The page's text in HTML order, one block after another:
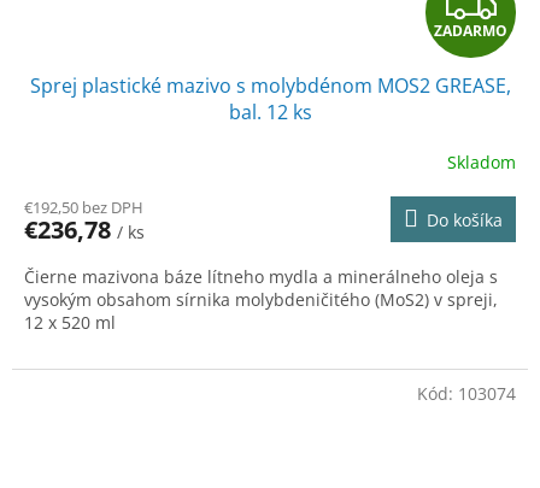
A
D
A
R
M
O
ZADARMO
Sprej plastické mazivo s molybdénom MOS2 GREASE,
bal. 12 ks
Skladom
€192,50 bez DPH
€236,78 / ks
Do košíka
Čierne mazivona báze lítneho mydla a minerálneho oleja s
vysokým obsahom sírnika molybdeničitého (MoS2) v spreji,
12 x 520 ml
Kód: 103074